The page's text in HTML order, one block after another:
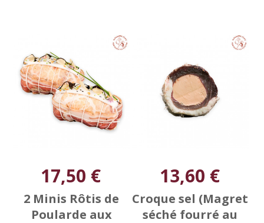
17,50 €
2 Minis Rôtis de
Poularde aux
13,60 €
Croque sel (Magret
séché fourré au